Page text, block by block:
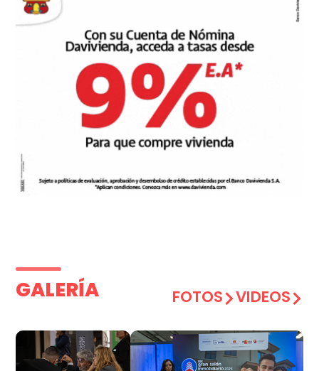
GALERÍA FOTOS VIDEOS